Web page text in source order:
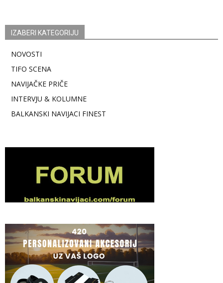
IZABERI KATEGORIJU
NOVOSTI
TIFO SCENA
NAVIJAČKE PRIČE
INTERVJU & KOLUMNE
BALKANSKI NAVIJACI FINEST